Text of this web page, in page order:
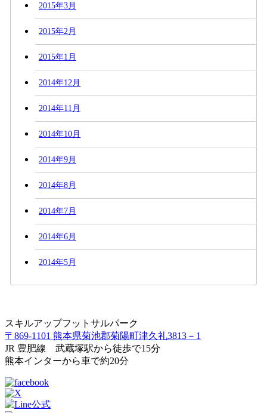
2015年3月
2015年2月
2015年1月
2014年12月
2014年11月
2014年10月
2014年9月
2014年8月
2014年7月
2014年6月
2014年5月
スキルアップフットサルパーク
〒869-1101 熊本県菊池郡菊陽町津久礼3813－1
JR 豊肥線 武蔵塚駅から徒歩で15分
熊本インターから車で約20分